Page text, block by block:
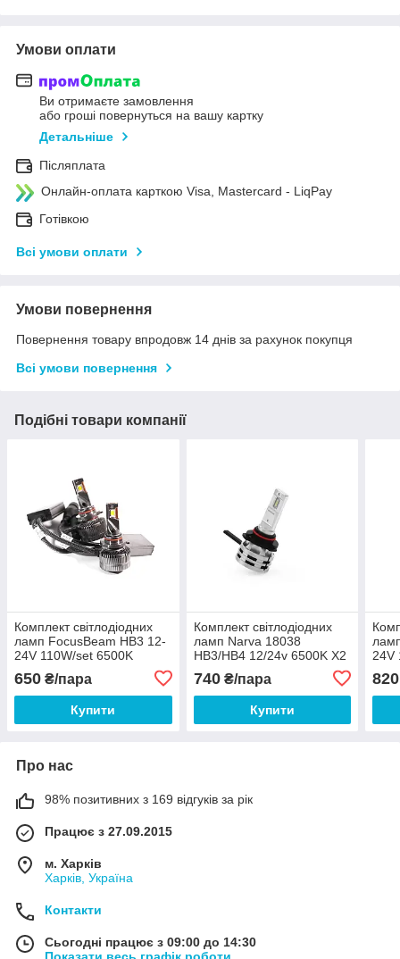
Умови оплати
Ви отримаєте замовлення
або гроші повернуться на вашу картку
Детальніше
Післяплата
Онлайн-оплата карткою Visa, Mastercard - LiqPay
Готівкою
Всі умови оплати
Умови повернення
Повернення товару впродовж 14 днів за рахунок покупця
Всі умови повернення
Подібні товари компанії
Комплект світлодіодних
ламп FocusBeam HB3 12-
24V 110W/set 6500K
650 ₴/пара
Купити
Комплект світлодіодних
ламп Narva 18038
HB3/HB4 12/24v 6500K X2
Performance
740₴/пара
Купити
24V
820
Про нас
98% позитивних з 169 відгуків за рік
Працює з 27.09.2015
м. Харків
Харків, Україна
Контакти
Сьогодні працює з 09:00 до 14:30
Показати весь графік роботи